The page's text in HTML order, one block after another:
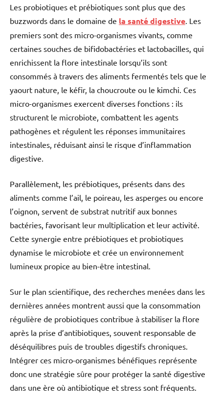
Les probiotiques et prébiotiques sont plus que des
buzzwords dans le domaine de la santé digestive. Les
premiers sont des micro-organismes vivants, comme
certaines souches de bifidobactéries et lactobacilles, qui
enrichissent la flore intestinale lorsqu’ils sont
consommés à travers des aliments fermentés tels que le
yaourt nature, le kéfir, la choucroute ou le kimchi. Ces
micro-organismes exercent diverses fonctions : ils
structurent le microbiote, combattent les agents
pathogènes et régulent les réponses immunitaires
intestinales, réduisant ainsi le risque d’inflammation
digestive.
Parallèlement, les prébiotiques, présents dans des
aliments comme l’ail, le poireau, les asperges ou encore
l’oignon, servent de substrat nutritif aux bonnes
bactéries, favorisant leur multiplication et leur activité.
Cette synergie entre prébiotiques et probiotiques
dynamise le microbiote et crée un environnement
lumineux propice au bien-être intestinal.
Sur le plan scientifique, des recherches menées dans les
dernières années montrent aussi que la consommation
régulière de probiotiques contribue à stabiliser la flore
après la prise d’antibiotiques, souvent responsable de
déséquilibres puis de troubles digestifs chroniques.
Intégrer ces micro-organismes bénéfiques représente
donc une stratégie sûre pour protéger la santé digestive
dans une ère où antibiotique et stress sont fréquents.